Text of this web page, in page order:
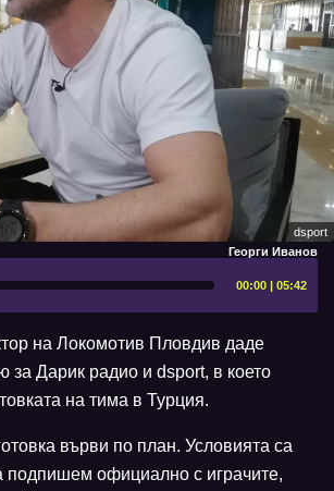
dsport
Георги Иванов
00:00 | 05:42
на Локомотив Пловдив даде
за Дарик радио и dsport, в което
на тима в Турция.
върви по план. Условията са
подпишем официално с играчите,